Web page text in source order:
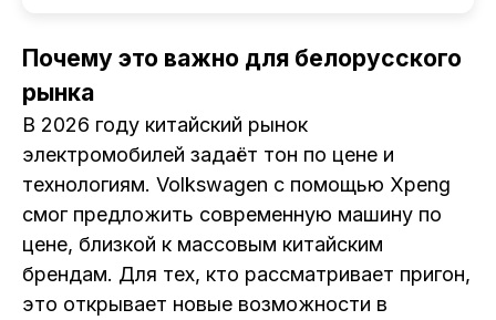
Почему это важно для белорусского
рынка
В 2026 году китайский рынок
электромобилей задаёт тон по цене и
технологиям. Volkswagen с помощью Xpeng
смог предложить современную машину по
цене, близкой к массовым китайским
брендам. Для тех, кто рассматривает пригон,
это открывает новые возможности в